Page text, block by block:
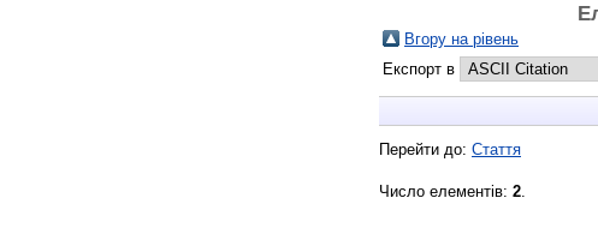
Вгору на рівень
Експорт в
Перейти до: Стаття
Число елементів: 2